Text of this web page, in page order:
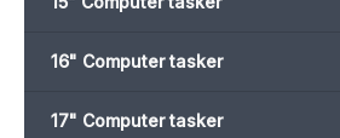
16" Computer tasker
17" Computer tasker